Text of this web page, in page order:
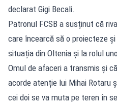
declarat Gigi Becali.
Patronul FCSB a susținut că
care încearcă să o proiecteze
situația din Oltenia și la rolul
Omul de afaceri a transmis și
acorde atenție lui Mihai Rotaru
cei doi se va muta pe teren în